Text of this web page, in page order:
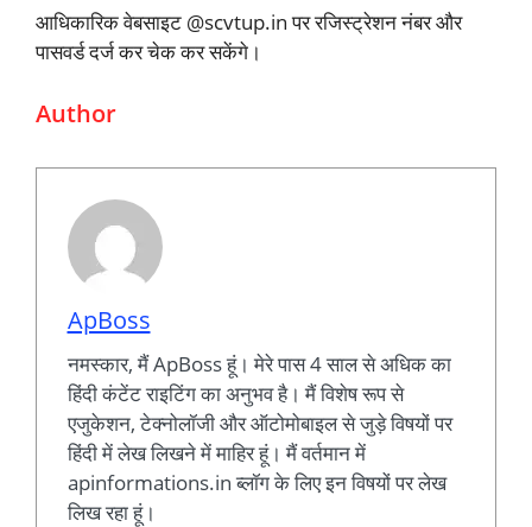
आधिकारिक वेबसाइट @scvtup.in पर रजिस्ट्रेशन नंबर और
पासवर्ड दर्ज कर चेक कर सकेंगे।
Author
ApBoss
नमस्कार, मैं ApBoss हूं। मेरे पास 4 साल से अधिक का
हिंदी कंटेंट राइटिंग का अनुभव है। मैं विशेष रूप से
एजुकेशन, टेक्नोलॉजी और ऑटोमोबाइल से जुड़े विषयों पर
हिंदी में लेख लिखने में माहिर हूं। मैं वर्तमान में
apinformations.in ब्लॉग के लिए इन विषयों पर लेख
लिख रहा हूं।